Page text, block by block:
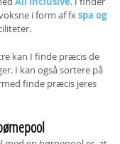
i form af fxspa og
kan I finde præcis de
I kan også sortere på
finde præcis jeres